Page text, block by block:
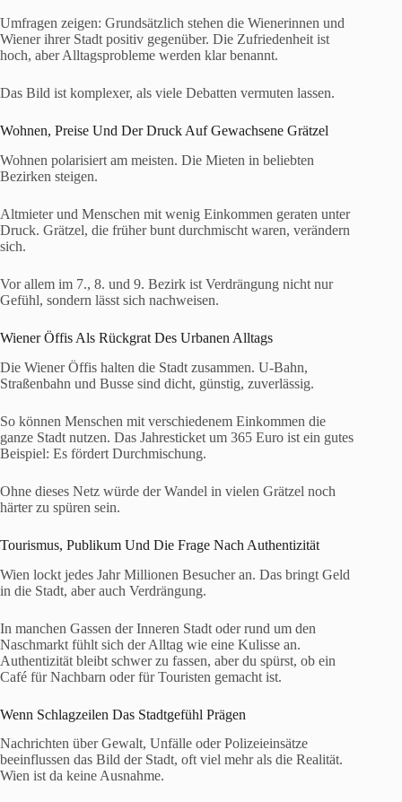
Umfragen zeigen: Grundsätzlich stehen die Wienerinnen und
Wiener ihrer Stadt positiv gegenüber. Die Zufriedenheit ist
hoch, aber Alltagsprobleme werden klar benannt.
Das Bild ist komplexer, als viele Debatten vermuten lassen.
Wohnen, Preise Und Der Druck Auf Gewachsene Grätzel
Wohnen polarisiert am meisten. Die Mieten in beliebten
Bezirken steigen.
Altmieter und Menschen mit wenig Einkommen geraten unter
Druck. Grätzel, die früher bunt durchmischt waren, verändern
sich.
Vor allem im 7., 8. und 9. Bezirk ist Verdrängung nicht nur
Gefühl, sondern lässt sich nachweisen.
Wiener Öffis Als Rückgrat Des Urbanen Alltags
Die Wiener Öffis halten die Stadt zusammen. U-Bahn,
Straßenbahn und Busse sind dicht, günstig, zuverlässig.
So können Menschen mit verschiedenem Einkommen die
ganze Stadt nutzen. Das Jahresticket um 365 Euro ist ein gutes
Beispiel: Es fördert Durchmischung.
Ohne dieses Netz würde der Wandel in vielen Grätzel noch
härter zu spüren sein.
Tourismus, Publikum Und Die Frage Nach Authentizität
Wien lockt jedes Jahr Millionen Besucher an. Das bringt Geld
in die Stadt, aber auch Verdrängung.
In manchen Gassen der Inneren Stadt oder rund um den
Naschmarkt fühlt sich der Alltag wie eine Kulisse an.
Authentizität bleibt schwer zu fassen, aber du spürst, ob ein
Café für Nachbarn oder für Touristen gemacht ist.
Wenn Schlagzeilen Das Stadtgefühl Prägen
Nachrichten über Gewalt, Unfälle oder Polizeieinsätze
beeinflussen das Bild der Stadt, oft viel mehr als die Realität.
Wien ist da keine Ausnahme.